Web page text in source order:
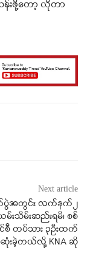
န်းဖို့တော့ လိုတာ
Next article
ပွဲအတွင်း လက်နက်၂
းသိမ်းဆည်းရမိ၊ စစ်
စီ တပ်သား ၃ဦးထက်
ဆုံးခဲ့တယ်လို့ KNA ဆို